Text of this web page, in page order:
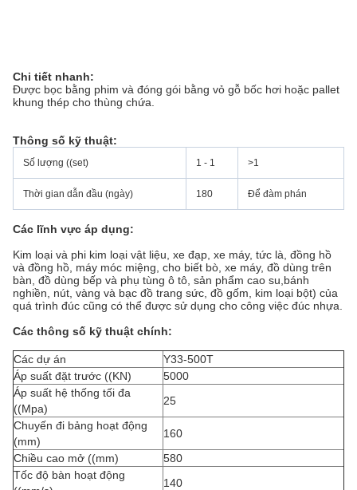
Chi tiết nhanh:
Được bọc bằng phim và đóng gói bằng vỏ gỗ bốc hơi hoặc pallet
khung thép cho thùng chứa.
Thông số kỹ thuật:
Số lượng ((set) 1 - 1 >1
Thời gian dẫn đầu (ngày) 180 Để đàm phán
Các lĩnh vực áp dụng:
Kim loại và phi kim loại vật liệu, xe đạp, xe máy, tức là, đồng hồ
và đồng hồ, máy móc miệng, cho biết bò, xe máy, đồ dùng trên
bàn, đồ dùng bếp và phụ tùng ô tô, sản phẩm cao su,bánh
nghiền, nút, vàng và bạc đồ trang sức, đồ gốm, kim loại bột) của
quá trình đúc cũng có thể được sử dụng cho công việc đúc nhựa.
Các thông số kỹ thuật chính:
Các dự án
Y33-500T
Áp suất đặt trước ((KN)
5000
Áp suất hệ thống tối đa
((Mpa)
25
Chuyến đi bảng hoạt động
(mm)
160
Chiều cao mở ((mm)
580
Tốc độ bàn hoạt động
140